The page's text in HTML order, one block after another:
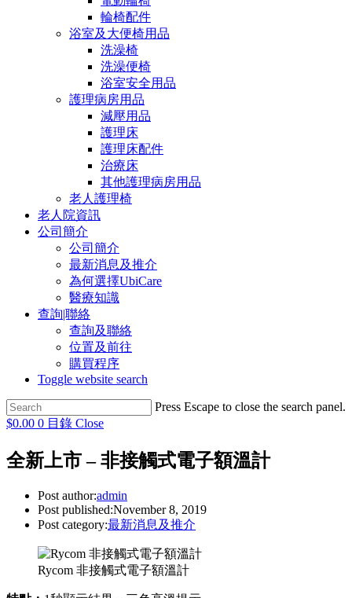
輪椅配件
浴室及大便椅用品
洗澡椅
洗澡便椅
浴室安全用品
護理病房用品
減壓用品
護理床
護理床配件
治療床
其他護理病房用品
老人護理椅
老人院資訊
公司簡介
公司簡介
最新消息及推介
為何選擇UbiCare
醫療知識
查詢|聯絡
查詢及聯絡
位置及前往
購買程序
Toggle website search
Press Escape to close the search panel.
$0.00 0 目錄 Close
全新上市 – 非接觸式電子額溫計
Post author:admin
Post published:November 8, 2019
Post category:最新消息及推介
Rycom 非接觸式電子額溫計